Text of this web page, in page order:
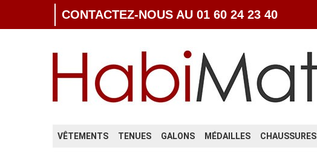
CONTACTEZ-NOUS AU 01 60 24 23 40
VÊTEMENTS TENUES GALONS MÉDAILLES CHAUSSURES